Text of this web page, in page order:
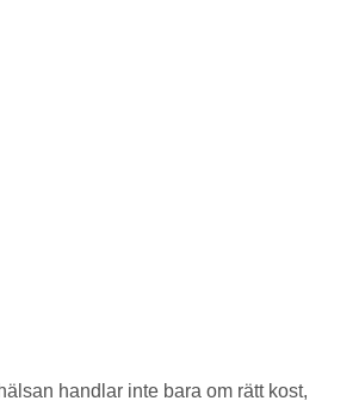
handlar inte bara om rätt kost,